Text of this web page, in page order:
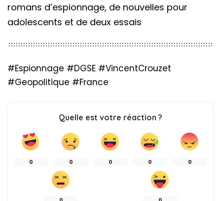
romans d’espionnage, de nouvelles pour
adolescents et de deux essais
#Espionnage #DGSE #VincentCrouzet
#Geopolitique #France
Quelle est votre réaction ?
0 0 0 0 0